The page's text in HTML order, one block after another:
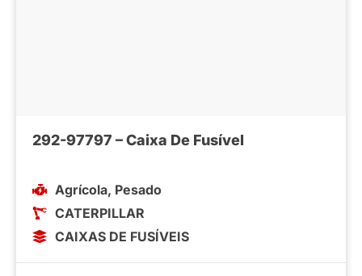
292-97797 – Caixa De Fusível
Agrícola, Pesado
CATERPILLAR
CAIXAS DE FUSÍVEIS